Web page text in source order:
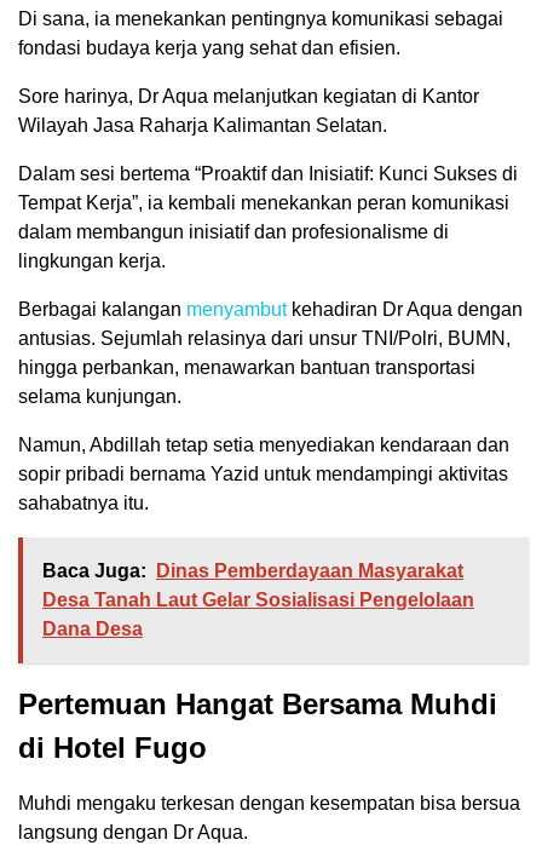
Di sana, ia menekankan pentingnya komunikasi sebagai
fondasi budaya kerja yang sehat dan efisien.
Sore harinya, Dr Aqua melanjutkan kegiatan di Kantor
Wilayah Jasa Raharja Kalimantan Selatan.
Dalam sesi bertema “Proaktif dan Inisiatif: Kunci Sukses di
Tempat Kerja”, ia kembali menekankan peran komunikasi
dalam membangun inisiatif dan profesionalisme di
lingkungan kerja.
Berbagai kalangan menyambutkehadiran Dr Aqua dengan
antusias. Sejumlah relasinya dari unsur TNI/Polri, BUMN,
hingga perbankan, menawarkan bantuan transportasi
selama kunjungan.
Namun, Abdillah tetap setia menyediakan kendaraan dan
sopir pribadi bernama Yazid untuk mendampingi aktivitas
sahabatnya itu.
Baca Juga:
Dinas Pemberdayaan Masyarakat
Desa Tanah Laut Gelar Sosialisasi Pengelolaan
Dana Desa
Pertemuan Hangat Bersama Muhdi
di Hotel Fugo
Muhdi mengaku terkesan dengan kesempatan bisa bersua
langsung dengan Dr Aqua.